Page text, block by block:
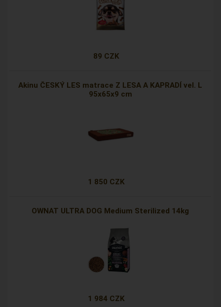
89 CZK
Akinu ČESKÝ LES matrace Z LESA A KAPRADÍ vel. L
95x65x9 cm
1 850 CZK
OWNAT ULTRA DOG Medium Sterilized 14kg
1 984 CZK